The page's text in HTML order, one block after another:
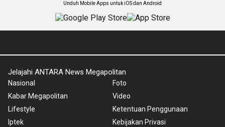
Unduh Mobile Apps untuk iOS dan Android
Jelajahi ANTARA News Megapolitan
Nasional
Kabar Megapolitan
Lifestyle
Iptek
Foto
Video
Ketentuan Penggunaan
Kebijakan Privasi